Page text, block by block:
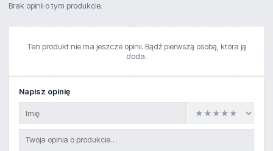
Brak opinii o tym produkcie.
Ten produkt nie ma jeszcze opinii. Bądź pierwszą osobą, która ją
doda.
Napisz opinię